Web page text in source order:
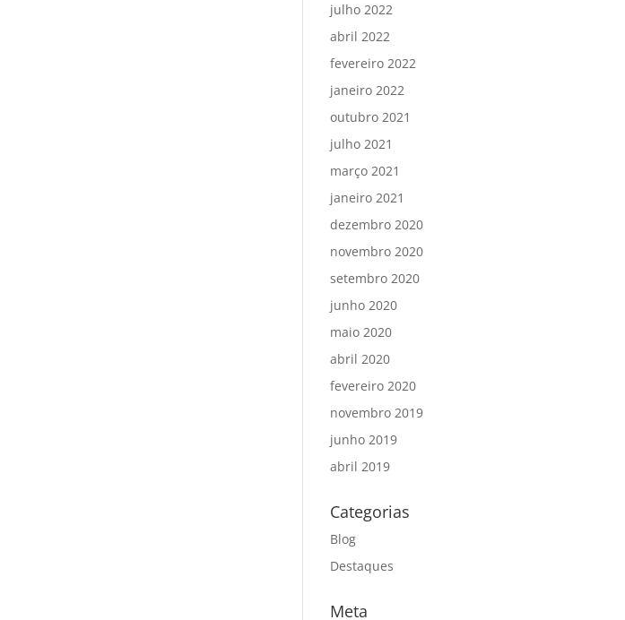
julho 2022
abril 2022
fevereiro 2022
janeiro 2022
outubro 2021
julho 2021
março 2021
janeiro 2021
dezembro 2020
novembro 2020
setembro 2020
junho 2020
maio 2020
abril 2020
fevereiro 2020
novembro 2019
junho 2019
abril 2019
Categorias
Blog
Destaques
Meta